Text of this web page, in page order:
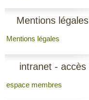
Mentions légales
Mentions légales
intranet - accès
membres
espace membres